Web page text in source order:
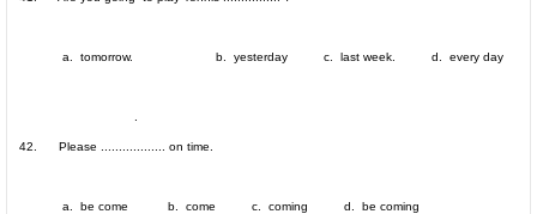
a. tomorrow. b. yesterday c. last week. d. every day
42. Please .................. on time.
a. be come b. come c. coming d. be coming